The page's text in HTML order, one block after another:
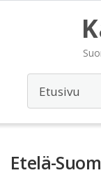
Etelä-